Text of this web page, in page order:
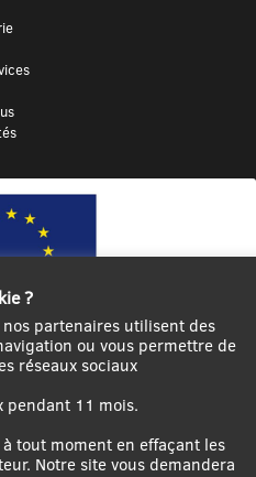
l’Union européenne avec le Fonds
du
site
légales
?
partenaires utilisent des
ou vous permettre de
réseaux sociaux
pendant 11 mois.
tout moment en effaçant les
Notre site vous demandera